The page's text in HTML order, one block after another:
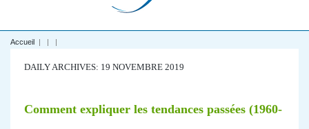
Accueil | | |
DAILY ARCHIVES: 19 NOVEMBRE 2019
Comment expliquer les tendances passées (1960-